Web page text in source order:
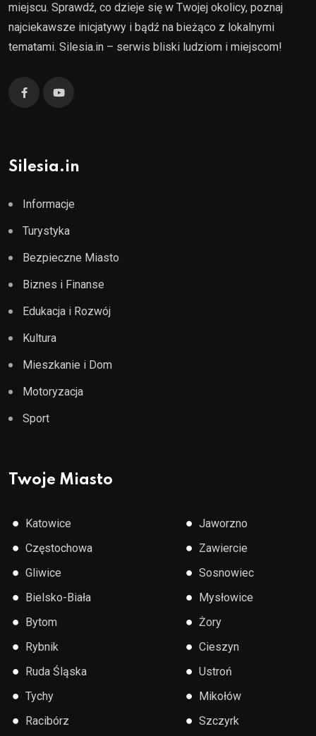
miejscu. Sprawdź, co dzieje się w Twojej okolicy, poznaj
najciekawsze inicjatywy i bądź na bieżąco z lokalnymi
tematami. Silesia.in – serwis bliski ludziom i miejscom!
Silesia.in
Informacje
Turystyka
Bezpieczne Miasto
Biznes i Finanse
Edukacja i Rozwój
Kultura
Mieszkanie i Dom
Motoryzacja
Sport
Twoje Miasto
● Katowice
● Częstochowa
● Gliwice
● Bielsko-Biała
● Bytom
● Rybnik
● Ruda Śląska
● Tychy
● Racibórz
● Jaworzno
● Zawiercie
● Sosnowiec
● Mysłowice
● Żory
● Cieszyn
● Ustroń
● Mikołów
● Szczyrk